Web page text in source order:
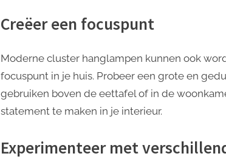
Creëer een focuspunt
Moderne cluster hanglampen kunnen ook
focuspunt in je huis. Probeer een grote en
gebruiken boven de eettafel of in de
statement te maken in je interieur.
Experimenteer met